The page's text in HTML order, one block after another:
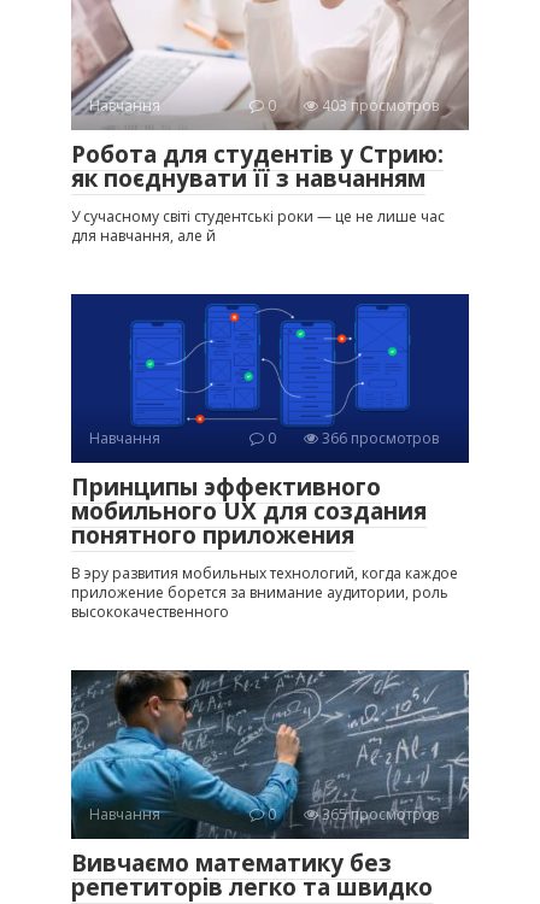
Навчання 0 403 просмотров
Робота для студентів у Стрию:
як поєднувати її з навчанням
У сучасному світі студентські роки — це не лише час
для навчання, але й
Навчання 0 366 просмотров
Принципы эффективного
мобильного UX для создания
понятного приложения
В эру развития мобильных технологий, когда каждое
приложение борется за внимание аудитории, роль
высококачественного
Навчання 0 365 просмотров
Вивчаємо математику без
репетиторів легко та швидко